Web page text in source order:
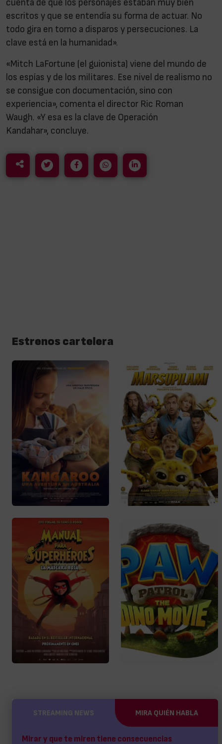
cuenta de que los personajes estaban muy bien
escritos y que se entendía su forma de actuar. No
todo gira en torno a disparos y persecuciones. La
clave está en la humanidad».
«Mitch LaFortune (el guionista) viene del mundo de
los espías y de los militares. Ese nivel de realismo no
se consigue con documentación, sino con
experiencia», comenta el director Ric Roman
Waugh. «Y esa es la clave de Operación
Kandahar», concluye.
Estrenos cartelera
STREAMING NEWS MIRA QUIÉN HABLA
Mirar y que te miren tiene consecuencias